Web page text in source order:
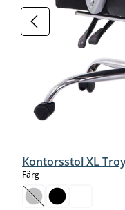
Kontorsstol XL
Färgselect
(Det här alternativet